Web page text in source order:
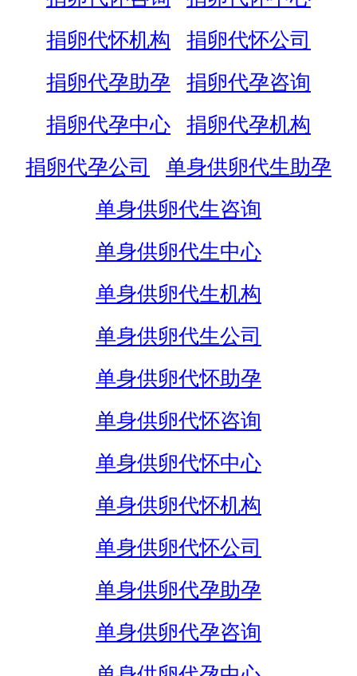
捐卵代怀机构
捐卵代怀公司
捐卵代孕助孕
捐卵代孕咨询
捐卵代孕中心
捐卵代孕机构
捐卵代孕公司
单身供卵代生助孕
单身供卵代生咨询
单身供卵代生中心
单身供卵代生机构
单身供卵代生公司
单身供卵代怀助孕
单身供卵代怀咨询
单身供卵代怀中心
单身供卵代怀机构
单身供卵代怀公司
单身供卵代孕助孕
单身供卵代孕咨询